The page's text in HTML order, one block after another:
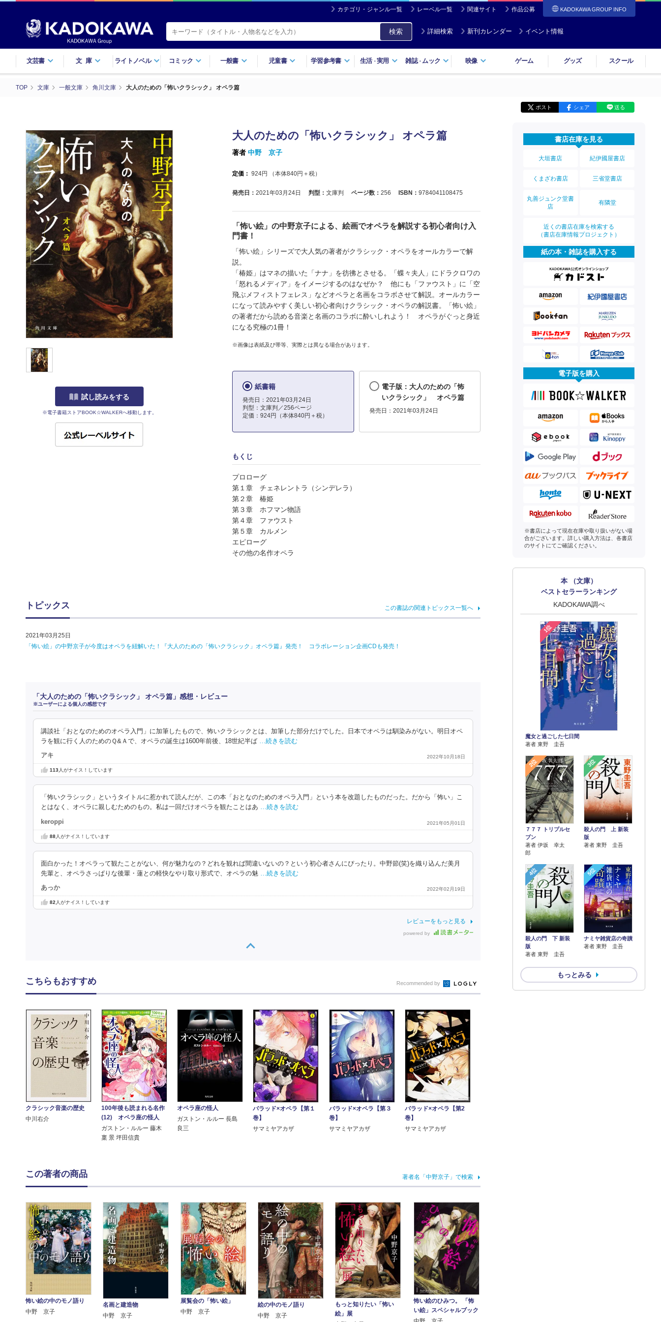
カテゴリ・ジャンル一覧 レーベル一覧 関連サイト 作品公募 KADOKAWA GROUP INFO
検索 詳細検索 新刊カレンダー イベント情報
文芸書 文庫 ライトノベル コミック 一般書 児童書 学習参考書 生活・実用 雑誌・ ムック 映像 ゲーム グッズ スクール
TOP 文庫 一般文庫 角川文庫 大人のための「怖いクラシック」 オペラ篇
ポスト シェア 送る
試し読みをする
※電子書籍ストアBOOK☆WALKERへ移動します。
大人のための「怖いクラシック」 オペラ篇
著者 中野 京子
定価： 924円 （本体840円＋税）
発売日： 2021年03月24日 判型： 文庫判 ページ数： 256 ISBN： 9784041108475
「怖い絵」の中野京子による、絵画でオペラを解説する初心者向け入
門書！
「怖い絵」シリーズで大人気の著者がクラシック・オペラをオールカラーで解
説。
「椿姫」はマネの描いた「ナナ」を彷彿とさせる。「蝶々夫人」にドラクロワの
「怒れるメディア」をイメージするのはなぜか？ 他にも「ファウスト」に「空
飛ぶメフィストフェレス」などオペラと名画をコラボさせて解説。オールカラー
になって読みやすく美しい初心者向けクラシック・オペラの解説書。「怖い絵」
の著者だから読める音楽と名画のコラボに酔いしれよう！ オペラがぐっと身近
になる究極の1冊！
※画像は表紙及び帯等、実際とは異なる場合があります。
紙書籍
発売日：2021年03月24日
判型：文庫判／256ページ
定価：924円（本体840円＋税）
電子版：大人のための「怖
いクラシック」 オペラ篇
発売日：2021年03月24日
もくじ
プロローグ
第１章 チェネレントラ（シンデレラ）
第２章 椿姫
第３章 ホフマン物語
第４章 ファウスト
第５章 カルメン
エピローグ
その他の名作オペラ
トピックス この書誌の関連トピックス一覧へ
2021年03月25日
「怖い絵」の中野京子が今度はオペラを紐解いた！『大人のための「怖いクラシック」オペラ篇』発売！ コラボレーション企画CDも発売！
「大人のための「怖いクラシック」 オペラ篇」感想・レビュー
※ユーザーによる個人の感想です
講談社「おとなのためのオペラ入門」に加筆したもので、怖いクラシックとは、加筆した部分だけでした。日本でオペラは馴染みがない。明日オペ
ラを観に行く人のためのＱ&Ａで、オペラの誕生は1600年前後、18世紀半ば
…続きを読む
アキ 2022年10月18日
113人がナイス！しています
「怖いクラシック」というタイトルに惹かれて読んだが、この本「おとなのためのオペラ入門」という本を改題したものだった。だから「怖い」こ
とはなく、オペラに親しむためのもの。私は一回だけオペラを観たことはあ …続きを読む
keroppi 2021年05月01日
88人がナイス！しています
面白かった！オペラって観たことがない、何が魅力なの？どれを観れば間違いないの？という初心者さんにぴったり。中野節(笑)を織り込んだ美月
先輩と、オペラさっぱりな後輩・蓮との軽快なやり取り形式で、オペラの魅 …続きを読む
あっか 2022年02月19日
82人がナイス！しています
レビューをもっと見る
powered by
書店在庫を見る
大垣書店 紀伊國屋書店
くまざわ書店 三省堂書店
丸善ジュンク堂書
店
有隣堂
近くの書店在庫を検索する
（書店在庫情報プロジェクト）
紙の本・雑誌を購入する
電子版を購入
※書店によって現在在庫や取り扱いがない場
合がございます。詳しい購入方法は、各書店
のサイトにてご確認ください。
本 （文庫）
ベストセラーランキング
KADOKAWA調べ
1位
魔女と過ごした七日間
著者 東野 圭吾
2位
７７７ トリプルセ
ブン
著者 伊坂 幸太
郎
3位
殺人の門 上 新装
版
著者 東野 圭吾
4位
殺人の門 下 新装
版
著者 東野 圭吾
5位
ナミヤ雑貨店の奇蹟
著者 東野 圭吾
もっとみる
こちらもおすすめ Recommended by
クラシック音楽の歴史
中川右介
100年後も読まれる名作
(12) オペラ座の怪人
ガストン・ルルー 藤木
稟 景 坪田信貴
オペラ座の怪人
ガストン・ルルー 長島
良三
バラッド×オペラ【第１
巻】
サマミヤアカザ
バラッド×オペラ【第３
巻】
サマミヤアカザ
バラッド×オペラ【第2
巻】
サマミヤアカザ
この著者の商品 著者名「中野京子」で検索
怖い絵の中のモノ語り
中野 京子
名画と建造物
中野 京子
展覧会の「怖い絵」
中野 京子
絵の中のモノ語り
中野 京子
もっと知りたい「怖い
絵」展
怖い絵のひみつ。 「怖
い絵」スペシャルブック